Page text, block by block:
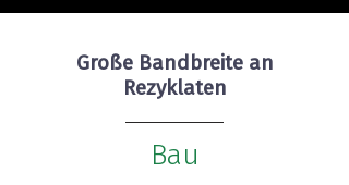
Große Bandbreite an
Rezyklaten
Bau